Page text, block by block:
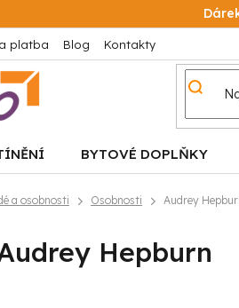
platba Blog Kontakty
BYTOVÉ DOPLŇKY
a osobnosti Osobnosti Audrey
Hepburn